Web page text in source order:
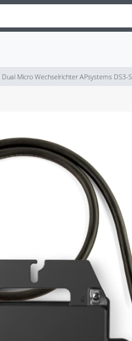
Dual Micro Wechselrichter APsystems DS3-